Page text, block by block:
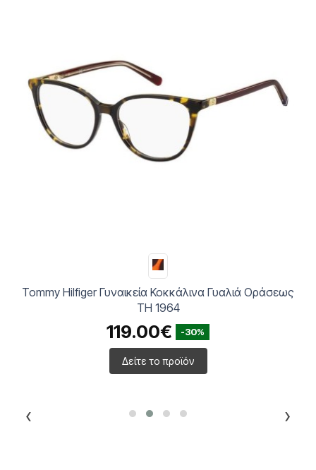
Tommy Hilfiger Γυναικεία Κοκκάλινα Γυαλιά Οράσεως
TH 1964
119.00€ -30%
Δείτε το προϊόν
‹ ›